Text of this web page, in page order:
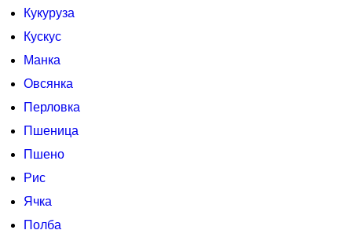
Кукуруза
Кускус
Манка
Овсянка
Перловка
Пшеница
Пшено
Рис
Ячка
Полба